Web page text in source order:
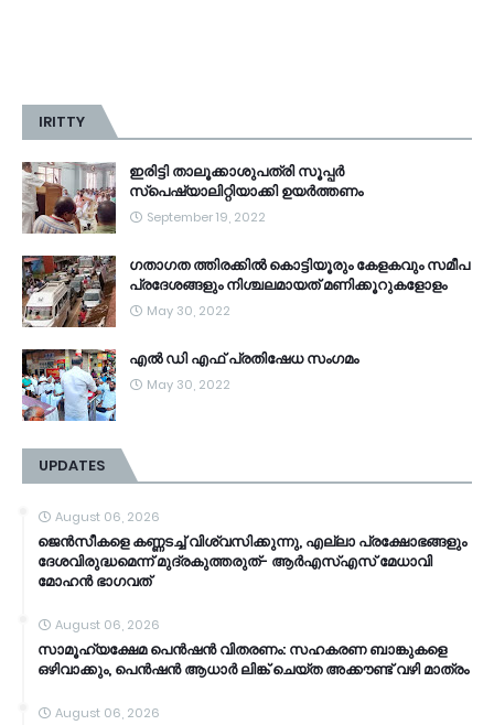
IRITTY
ഇരിട്ടി താലൂക്കാശുപത്രി സൂപ്പർ
സ്‌പെഷ്യാലിറ്റിയാക്കി ഉയർത്തണം
September 19, 2022
ഗതാഗത ത്തിരക്കിൽ കൊട്ടിയൂരും കേളകവും സമീപ
പ്രദേശങ്ങളും നിശ്ചലമായത് മണിക്കൂറുകളോളം
May 30, 2022
എൽ ഡി എഫ് പ്രതിഷേധ സംഗമം
May 30, 2022
UPDATES
August 06, 2026
ജെൻസീകളെ കണ്ണടച്ച് വിശ്വസിക്കുന്നു, എല്ലാ പ്രക്ഷോഭങ്ങളും
ദേശവിരുദ്ധമെന്ന് മുദ്രകുത്തരുത്- ആർഎസ്എസ് മേധാവി
മോഹൻ ഭാ​ഗവത്
August 06, 2026
സാമൂ​ഹ്യക്ഷേമ പെൻഷൻ വിതരണം: സഹകരണ ബാങ്കുകളെ
ഒഴിവാക്കും, പെൻഷൻ ആധാർ‌ ലിങ്ക് ചെയ്ത അക്കൗണ്ട് വഴി മാത്രം
August 06, 2026